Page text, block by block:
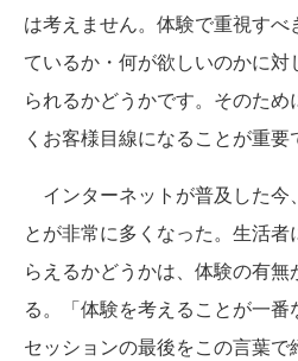
は考えません。体験で重視すべ
ているか・何が欲しいのかに対
られるかどうかです。そのた
くお客様目線になることが重要
インターネットが普及した今
とが非常に多くなった。生活
らえるかどうかは、体験の有
る。「体験を考えることが一
セッションの最後をこの言葉で